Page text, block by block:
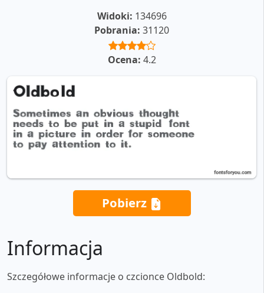
Widoki: 134696
Pobrania: 31120
Ocena: 4.2
Pobierz
Informacja
Szczegółowe informacje o czcionce Oldbold: